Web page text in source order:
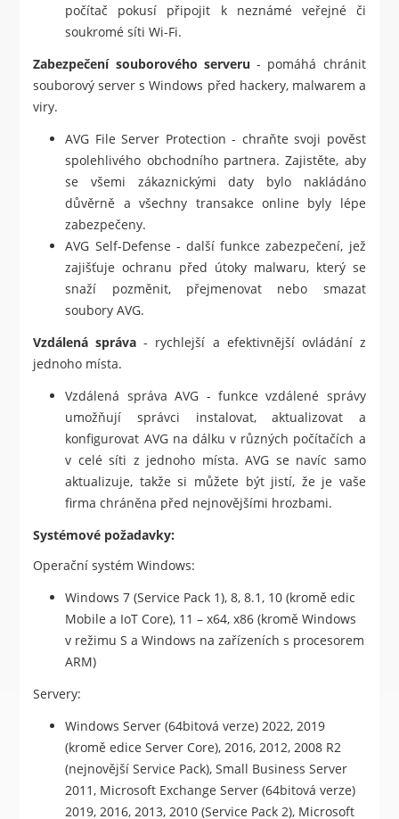
počítač pokusí připojit k neznámé veřejné či
soukromé síti Wi-Fi.
Zabezpečení souborového serveru - pomáhá chránit
souborový server s Windows před hackery, malwarem a
viry.
AVG File Server Protection - chraňte svoji pověst
spolehlivého obchodního partnera. Zajistěte, aby
se všemi zákaznickými daty bylo nakládáno
důvěrně a všechny transakce online byly lépe
zabezpečeny.
AVG Self-Defense - další funkce zabezpečení, jež
zajišťuje ochranu před útoky malwaru, který se
snaží pozměnit, přejmenovat nebo smazat
soubory AVG.
Vzdálená správa - rychlejší a efektivnější ovládání z
jednoho místa.
Vzdálená správa AVG - funkce vzdálené správy
umožňují správci instalovat, aktualizovat a
konfigurovat AVG na dálku v různých počítačích a
v celé síti z jednoho místa. AVG se navíc samo
aktualizuje, takže si můžete být jistí, že je vaše
firma chráněna před nejnovějšími hrozbami.
Systémové požadavky:
Operační systém Windows:
Windows 7 (Service Pack 1), 8, 8.1, 10 (kromě edic
Mobile a IoT Core), 11 – x64, x86 (kromě Windows
v režimu S a Windows na zařízeních s procesorem
ARM)
Servery:
Windows Server (64bitová verze) 2022, 2019
(kromě edice Server Core), 2016, 2012, 2008 R2
(nejnovější Service Pack), Small Business Server
2011, Microsoft Exchange Server (64bitová verze)
2019, 2016, 2013, 2010 (Service Pack 2), Microsoft